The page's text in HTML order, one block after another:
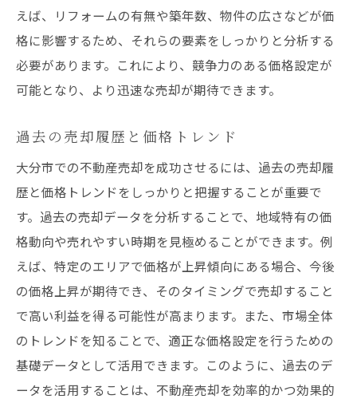
えば、リフォームの有無や築年数、物件の広さなどが価
格に影響するため、それらの要素をしっかりと分析する
必要があります。これにより、競争力のある価格設定が
可能となり、より迅速な売却が期待できます。
過去の売却履歴と価格トレンド
大分市での不動産売却を成功させるには、過去の売却履
歴と価格トレンドをしっかりと把握することが重要で
す。過去の売却データを分析することで、地域特有の価
格動向や売れやすい時期を見極めることができます。例
えば、特定のエリアで価格が上昇傾向にある場合、今後
の価格上昇が期待でき、そのタイミングで売却すること
で高い利益を得る可能性が高まります。また、市場全体
のトレンドを知ることで、適正な価格設定を行うための
基礎データとして活用できます。このように、過去のデ
ータを活用することは、不動産売却を効率的かつ効果的